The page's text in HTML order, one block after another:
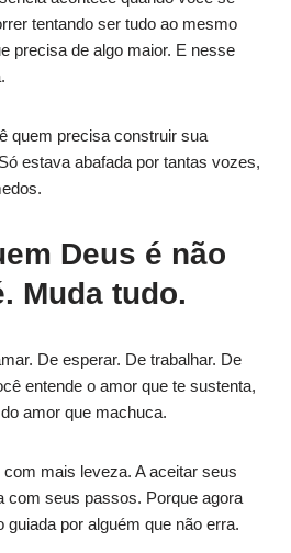
tentando ser tudo ao mesmo
precisa de algo maior. E nesse
quem precisa construir sua
estava abafada por tantas vozes,
Deus é não
Muda tudo.
De esperar. De trabalhar. De
entende o amor que te sustenta,
amor que machuca.
mais leveza. A aceitar seus
com seus passos. Porque agora
por alguém que não erra.